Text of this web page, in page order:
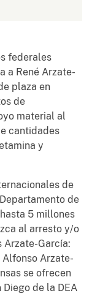
federales
a René Arzate-
plaza en
de
material al
cantidades
y
de
de
5 millones
al arresto y/o
Arzate-García:
Alfonso Arzate-
se ofrecen
de la DEA